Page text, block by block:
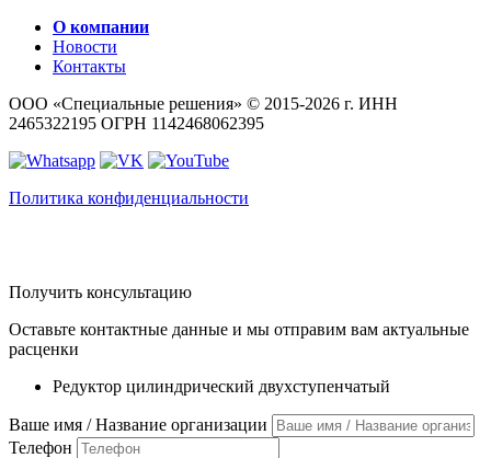
О компании
Новости
Контакты
ООО «Специальные решения» © 2015-2026 г. ИНН
2465322195 ОГРН 1142468062395
Политика конфиденциальности
Получить консультацию
Оставьте контактные данные и мы отправим вам актуальные
расценки
Редуктор цилиндрический двухступенчатый
Ваше имя / Название организации
Телефон